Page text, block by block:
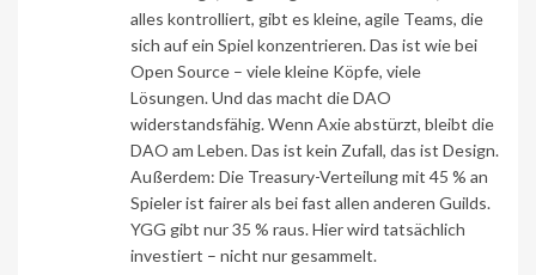
alles kontrolliert, gibt es kleine, agile Teams, die
sich auf ein Spiel konzentrieren. Das ist wie bei
Open Source – viele kleine Köpfe, viele
Lösungen. Und das macht die DAO
widerstandsfähig. Wenn Axie abstürzt, bleibt die
DAO am Leben. Das ist kein Zufall, das ist Design.
Außerdem: Die Treasury-Verteilung mit 45 % an
Spieler ist fairer als bei fast allen anderen Guilds.
YGG gibt nur 35 % raus. Hier wird tatsächlich
investiert – nicht nur gesammelt.